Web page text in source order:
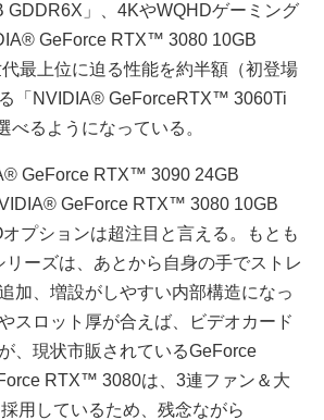
」、4KやWQHDゲーミング
GeForce RTX™ 3080 10GB
最上位に迫る性能を約半額（初登場
「NVIDIA® GeForceRTX™ 3060Ti
べるようになっている。
GeForce RTX™ 3090 24GB
GeForce RTX™ 3080 10GB
プションは超注目と言える。もとも
ーズは、あとから自身の手でストレ
加、増設がしやすい内部構造になっ
スロット厚が合えば、ビデオカード
、現状市販されているGeForce
RTX™ 3080は、3連ファン＆大
用しているため、残念ながら